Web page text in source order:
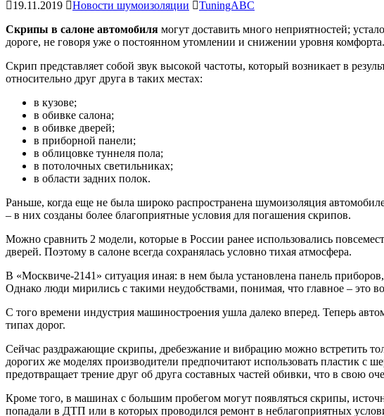
19.11.2019 Новости шумоизоляции
TuningABC
Скрипы в салоне автомобиля могут доставить много неприятностей;
дороге, не говоря уже о постоянном утомлении и снижении уровня комфорта.
Скрип представляет собой звук высокой частоты, который возникает в
относительно друг друга в таких местах:
в кузове;
в обивке салона;
в обивке дверей;
в приборной панели;
в облицовке туннеля пола;
в потолочных светильниках;
в области задних полок.
Раньше, когда еще не была широко распространена шумоизоляция
– в них созданы более благоприятные условия для погашения скрипов.
Можно сравнить 2 модели, которые в России ранее использовались
дверей. Поэтому в салоне всегда сохранялась условно тихая атмосфера.
В «Москвиче-2141» ситуация иная: в нем была установлена панель
Однако люди мирились с такими неудобствами, понимая, что главное – это
С того времени индустрия машиностроения ушла далеко вперед. Теперь
типах дорог.
Сейчас раздражающие скрипы, дребезжание и вибрацию можно встретить
дорогих же моделях производители предпочитают использовать пластик с
предотвращает трение друг об друга составных частей обивки, что в
Кроме того, в машинах с большим пробегом могут появляться скрипы,
попадали в ДТП или в которых проводился ремонт в неблагоприятных